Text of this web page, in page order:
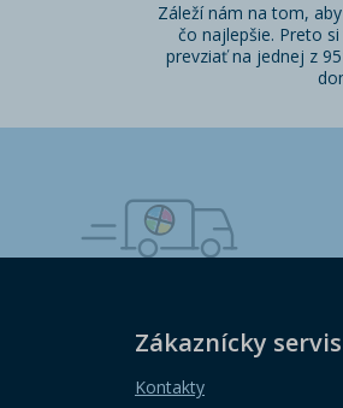
Záleží nám na tom,
čo najlepšie. Preto
prevziať na jednej z
Zákaznícky servis
Kontakty